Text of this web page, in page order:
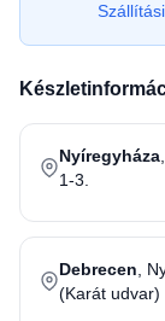
Nyíregyháza
1-3.
Debrecen ,
(Karát udvar)